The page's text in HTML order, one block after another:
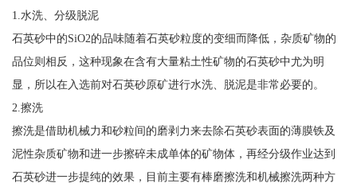
1.水洗、分级脱泥
石英砂中的SiO2的品味随着石英砂粒度的变细而降低，杂质矿物的
品位则相反，这种现象在含有大量粘土性矿物的石英砂中尤为明
显，所以在入选前对石英砂原矿进行水洗、脱泥是非常必要的。
2.擦洗
擦洗是借助机械力和砂粒间的磨剥力来去除石英砂表面的薄膜铁及
泥性杂质矿物和进一步擦碎未成单体的矿物体，再经分级作业达到
石英砂进一步提纯的效果，目前主要有棒磨擦洗和机械擦洗两种方